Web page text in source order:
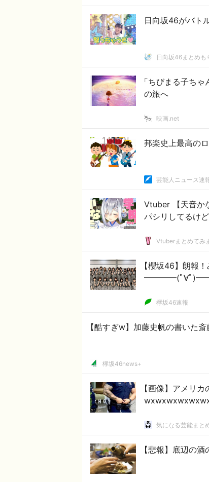
日向坂46がバト
日向坂46まとめも
「ちびまる子ち
の旅へ
映画.net
邦楽史上最高の
芸能人ニュース速
Vtuber 【天音か
パシリしてるけ
Vtuberまとめてみ
【櫻坂46】朗報
━━━━(ﾟ∀ﾟ
欅坂46速報
【酷すぎw】加藤史帆の書いた
欅坂46news+
【画像】アメリ
気になる芸能まと
【悲報】底辺の